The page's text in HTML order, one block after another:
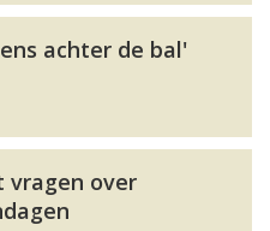
achter de bal'
vragen over